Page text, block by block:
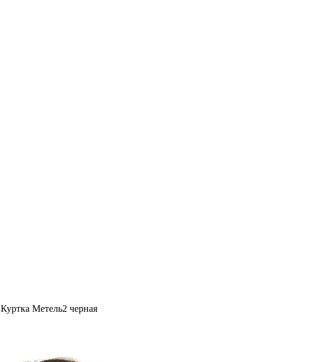
Куртка Метель2 черная